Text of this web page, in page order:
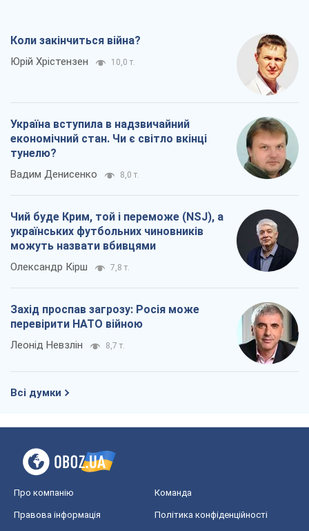
Коли закінчиться війна?
Юрій Хрістензен 10,0 т.
Україна вступила в надзвичайний
економічний стан. Чи є світло вкінці
тунелю?
Вадим Денисенко 8,0 т.
Чий буде Крим, той і переможе (NSJ), а
українських футбольних чиновників
можуть назвати вбивцями
Олександр Кірш 7,8 т.
Захід проспав загрозу: Росія може
перевірити НАТО війною
Леонід Невзлін 8,7 т.
Всі думки
Про компанію Команда
Правова інформація Політика конфіденційності